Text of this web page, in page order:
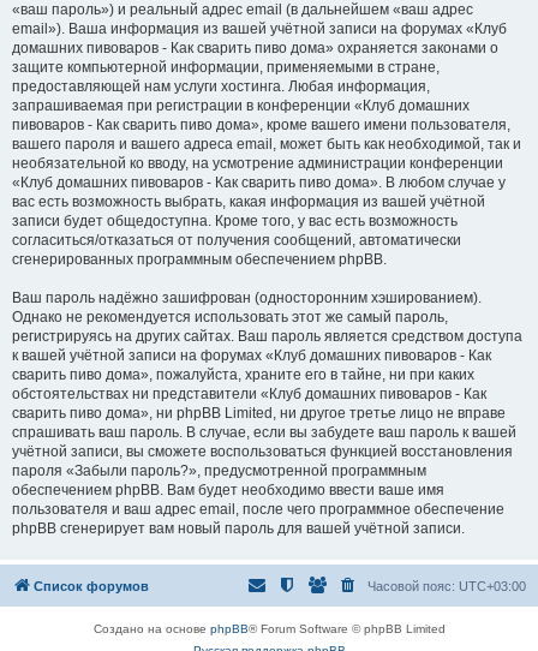
«ваш пароль») и реальный адрес email (в дальнейшем «ваш адрес
email»). Ваша информация из вашей учётной записи на форумах «Клуб
домашних пивоваров - Как cварить пиво дома» охраняется законами о
защите компьютерной информации, применяемыми в стране,
предоставляющей нам услуги хостинга. Любая информация,
запрашиваемая при регистрации в конференции «Клуб домашних
пивоваров - Как cварить пиво дома», кроме вашего имени пользователя,
вашего пароля и вашего адреса email, может быть как необходимой, так и
необязательной ко вводу, на усмотрение администрации конференции
«Клуб домашних пивоваров - Как cварить пиво дома». В любом случае у
вас есть возможность выбрать, какая информация из вашей учётной
записи будет общедоступна. Кроме того, у вас есть возможность
согласиться/отказаться от получения сообщений, автоматически
сгенерированных программным обеспечением phpBB.
Ваш пароль надёжно зашифрован (односторонним хэшированием).
Однако не рекомендуется использовать этот же самый пароль,
регистрируясь на других сайтах. Ваш пароль является средством доступа
к вашей учётной записи на форумах «Клуб домашних пивоваров - Как
cварить пиво дома», пожалуйста, храните его в тайне, ни при каких
обстоятельствах ни представители «Клуб домашних пивоваров - Как
cварить пиво дома», ни phpBB Limited, ни другое третье лицо не вправе
спрашивать ваш пароль. В случае, если вы забудете ваш пароль к вашей
учётной записи, вы сможете воспользоваться функцией восстановления
пароля «Забыли пароль?», предусмотренной программным
обеспечением phpBB. Вам будет необходимо ввести ваше имя
пользователя и ваш адрес email, после чего программное обеспечение
phpBB сгенерирует вам новый пароль для вашей учётной записи.
Список форумов Часовой пояс: UTC+03:00
Создано на основе phpBB® Forum Software © phpBB Limited